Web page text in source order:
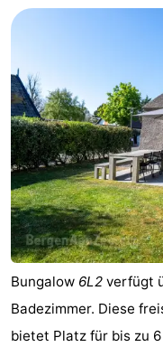
Denkmäler
-
Kirchen
-
Aussichtspunkte
Attraktionen
-
Spielplätze
-
Minigolfplätze
Dörfer
&
Städte
Natur
Sport
Bungalow 6L2 verfügt
Badezimmer. Diese
bietet Platz für bis zu